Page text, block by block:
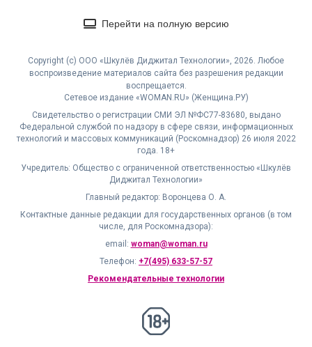
Перейти на полную версию
Copyright (с) ООО «Шкулёв Диджитал Технологии», 2026. Любое
воспроизведение материалов сайта без разрешения редакции
воспрещается.
Сетевое издание «WOMAN.RU» (Женщина.РУ)
Свидетельство о регистрации СМИ ЭЛ №ФС77-83680, выдано
Федеральной службой по надзору в сфере связи, информационных
технологий и массовых коммуникаций (Роскомнадзор) 26 июля 2022
года. 18+
Учредитель: Общество с ограниченной ответственностью «Шкулёв
Диджитал Технологии»
Главный редактор: Воронцева О. А.
Контактные данные редакции для государственных органов (в том
числе, для Роскомнадзора):
email: woman@woman.ru
Телефон: +7(495) 633-57-57
Рекомендательные технологии
18+